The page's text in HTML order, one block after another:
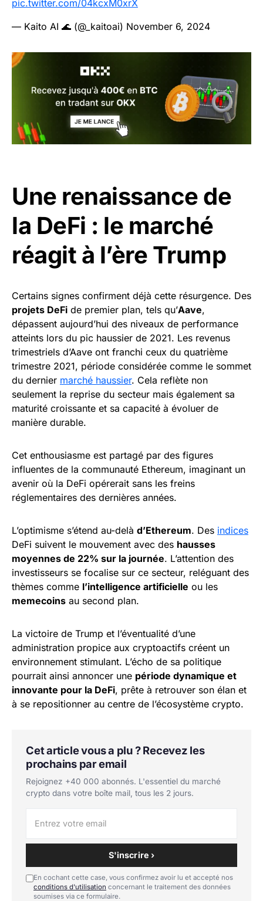
pic.twitter.com/04kcxM0xrX
— Kaito AI 🌊 (@_kaitoai) November 6, 2024
Une renaissance de
la DeFi : le marché
réagit à l’ère Trump
Certains signes confirment déjà cette résurgence. Des
projets DeFi de premier plan, tels qu’Aave,
dépassent aujourd’hui des niveaux de performance
atteints lors du pic haussier de 2021. Les revenus
trimestriels d’Aave ont franchi ceux du quatrième
trimestre 2021, période considérée comme le sommet
du dernier marché haussier. Cela reflète non
seulement la reprise du secteur mais également sa
maturité croissante et sa capacité à évoluer de
manière durable.
Cet enthousiasme est partagé par des figures
influentes de la communauté Ethereum, imaginant un
avenir où la DeFi opérerait sans les freins
réglementaires des dernières années.
L’optimisme s’étend au-delà d’Ethereum. Des indices
DeFi suivent le mouvement avec des hausses
moyennes de 22% sur la journée. L’attention des
investisseurs se focalise sur ce secteur, reléguant des
thèmes comme l’intelligence artificielle ou les
memecoins au second plan.
La victoire de Trump et l’éventualité d’une
administration propice aux cryptoactifs créent un
environnement stimulant. L’écho de sa politique
pourrait ainsi annoncer une période dynamique et
innovante pour la DeFi, prête à retrouver son élan et
à se repositionner au centre de l’écosystème crypto.
Cet article vous a plu ? Recevez les
prochains par email
Rejoignez +40 000 abonnés. L'essentiel du marché
crypto dans votre boîte mail, tous les 2 jours.
S'inscrire ›
En cochant cette case, vous confirmez avoir lu et accepté nos
conditions d'utilisation concernant le traitement des données
soumises via ce formulaire.